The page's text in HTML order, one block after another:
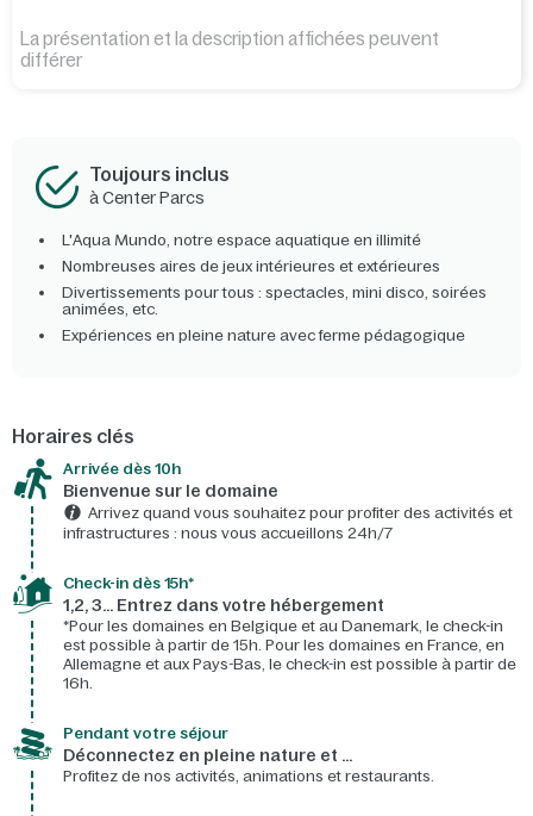
La présentation et la description affichées peuvent
différer
Toujours inclus
à Center Parcs
L'Aqua Mundo, notre espace aquatique en illimité
Nombreuses aires de jeux intérieures et extérieures
Divertissements pour tous : spectacles, mini disco, soirées
animées, etc.
Expériences en pleine nature avec ferme pédagogique
Horaires clés
Arrivée dès 10h​
Bienvenue sur le domaine​
Arrivez quand vous souhaitez pour profiter des activités et
infrastructures : nous vous accueillons 24h/7​
Check-in dès 15h*​
1,2, 3… Entrez dans votre hébergement
*Pour les domaines en Belgique et au Danemark, le check-in
est possible à partir de 15h. Pour les domaines en France, en
Allemagne et aux Pays-Bas, le check-in est possible à partir de
16h.
Pendant votre séjour
Déconnectez en pleine nature et …
Profitez de nos activités, animations et restaurants.